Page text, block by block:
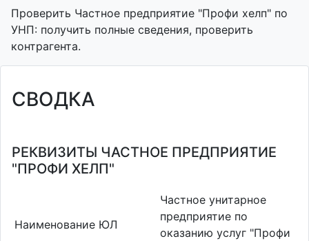
Проверить Частное предприятие "Профи хелп" по
УНП: получить полные сведения, проверить
контрагента.
СВОДКА
РЕКВИЗИТЫ ЧАСТНОЕ ПРЕДПРИЯТИЕ
"ПРОФИ ХЕЛП"
Наименование ЮЛ
Частное унитарное
предприятие по
оказанию услуг "Профи